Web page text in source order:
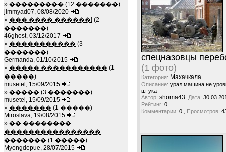
» ��������� (12 �������)
jimmyad07, 08/08/2020
» ��� ���� ������! (2
�������)
46ghost, 03/12/2017
» ����������� (3
�������)
Germanda, 01/10/2015
» ����� ����������� (1
�����)
musetel, 15/09/2015
» ����� (3 �������)
musetel, 15/09/2015
» ������� (1 �����)
Miroslava, 19/08/2015
» �� ��������
����������������
������� (1 �����)
Myongdepue, 28/07/2015
спецназовцы
(1 фото)
Категория: Махачкала
Описание: урал машина не
штука
Автор: shoma43 Дата:
Рейтинг: 0
Комментарии: 0 , Просмотров: